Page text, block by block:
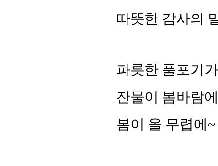
따뜻한 감사의
파릇한 풀포기
잔물이 봄바람
봄이 올 무렵에~